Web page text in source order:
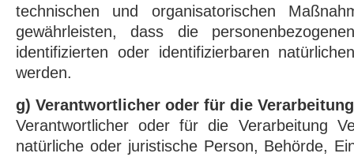
technischen und organisatorischen
gewährleisten, dass die
identifizierten oder identifizierbaren
werden.
g) Verantwortlicher oder für die
Verantwortlicher oder für die Verarbeitung
natürliche oder juristische Person, Behörde,